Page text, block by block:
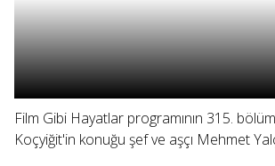
Film Gibi Hayatlar programının 315.
Koçyiğit'in konuğu şef ve aşçı Mehmet